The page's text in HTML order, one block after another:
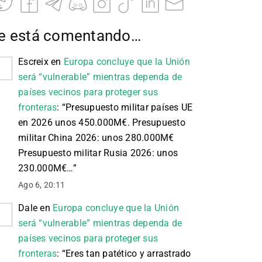
está comentando…
Escreixen Europa concluye que la Unión
será “vulnerable” mientras dependa de
países vecinos para proteger sus
fronteras: “Presupuesto militar países UE
en 2026 unos 450.000M€. Presupuesto
militar China 2026: unos 280.000M€
Presupuesto militar Rusia 2026: unos
230.000M€…”
Ago 6, 20:11
Dale en Europa concluye que la Unión
será “vulnerable” mientras dependa de
países vecinos para proteger sus
fronteras: “Eres tan patético y arrastrado